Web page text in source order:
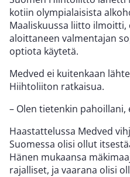
kotiin olympialaisista
Maaliskuussa liitto ilmoitti,
aloittaneen valmentajan
optiota käytetä.
Medved ei kuitenkaan
Hiihtoliiton ratkaisua.
– Olen tietenkin
Haastattelussa Medved
Suomessa olisi ollut
Hänen mukaansa
rajalliset, ja vaarana olisi